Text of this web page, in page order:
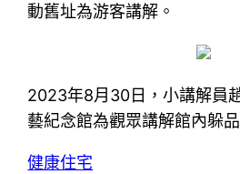
動舊址為游客講解。
2023年8月30日，小講解員
藝紀念館為觀眾講解館內躲品
健康住宅